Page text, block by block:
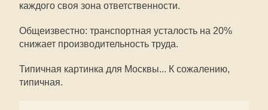
каждого своя зона ответственности.
Общеизвестно: транспортная усталость на 20%
снижает производительность труда.
Типичная картинка для Москвы... К сожалению,
типичная.